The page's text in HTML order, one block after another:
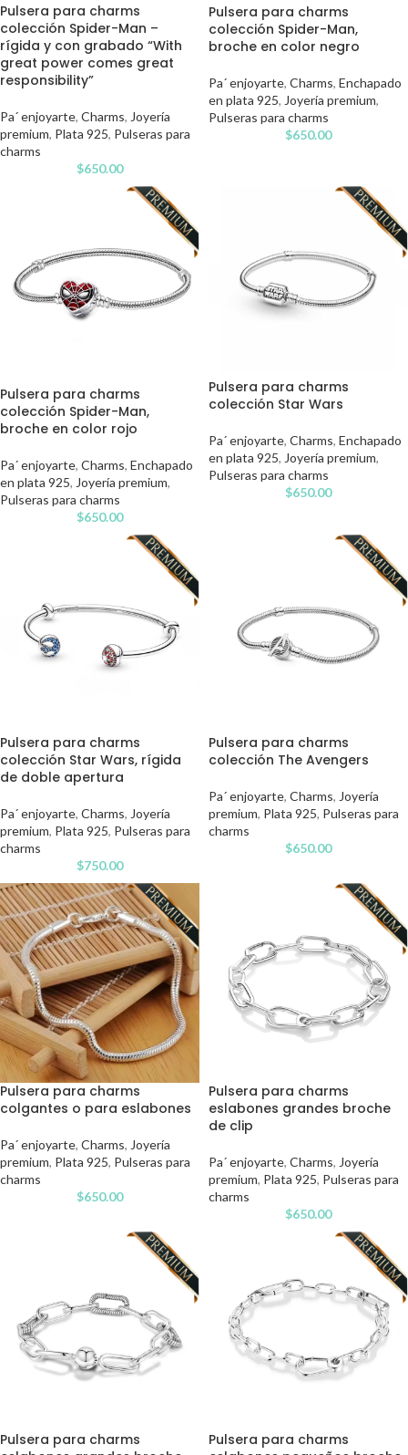
Pulsera para charms
colección Spider-Man –
rígida y con grabado “With
great power comes great
responsibility”
Pa´ enjoyarte, Charms, Joyería
premium, Plata 925, Pulseras para
charms
$650.00
Pulsera para charms
colección Spider-Man,
broche en color negro
Pa´ enjoyarte, Charms, Enchapado
en plata 925, Joyería premium,
Pulseras para charms
$650.00
Pulsera para charms
colección Spider-Man,
broche en color rojo
Pa´ enjoyarte, Charms, Enchapado
en plata 925, Joyería premium,
Pulseras para charms
$650.00
Pulsera para charms
colección Star Wars
Pa´ enjoyarte, Charms, Enchapado
en plata 925, Joyería premium,
Pulseras para charms
$650.00
Pulsera para charms
colección Star Wars, rígida
de doble apertura
Pa´ enjoyarte, Charms, Joyería
premium, Plata 925, Pulseras para
charms
$750.00
Pulsera para charms
colección The Avengers
Pa´ enjoyarte, Charms, Joyería
premium, Plata 925, Pulseras para
charms
$650.00
Pulsera para charms
colgantes o para eslabones
Pa´ enjoyarte, Charms, Joyería
premium, Plata 925, Pulseras para
charms
$650.00
Pulsera para charms
eslabones grandes broche
de clip
Pa´ enjoyarte, Charms, Joyería
premium, Plata 925, Pulseras para
charms
$650.00
Pulsera para charms
Pulsera para charms